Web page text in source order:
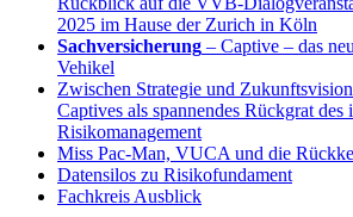
2025 im Hause der Zurich in Köln
Sachversicherung – Captive – das
Vehikel
Zwischen Strategie und
Captives als spannendes Rückgrat des
Risikomanagement
Miss Pac-Man, VUCA und die
Datensilos zu Risikofundament
Fachkreis Ausblick